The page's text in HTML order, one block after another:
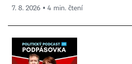
7. 8. 2026 ▪ 4 min. čtení